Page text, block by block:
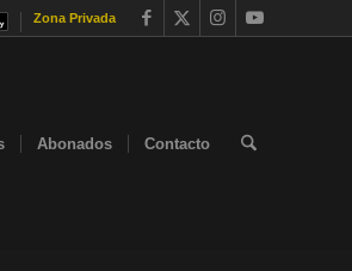
Zona Privada
Abonados Contacto